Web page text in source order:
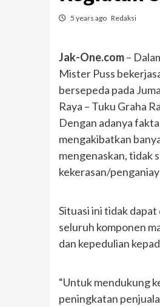
5 years ago Redaksi
Jak-One.com–
Mister Puss
bersepeda pada
Raya – Tuku Graha
Dengan adanya
mengakibatkan
mengenaskan, tidak
kekerasan/
Situasi ini tidak
seluruh komponen
dan kepedulian
“Untuk mendukung
peningkatan